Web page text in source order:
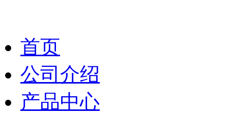
首页
公司介绍
产品中心